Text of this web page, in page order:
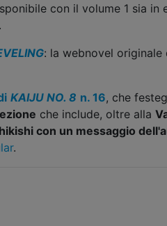
con il volume 1 sia in
.
: la webnovel
KAIJU NO. 8 n. 16, che
che include, oltre alla
con un messaggio
.